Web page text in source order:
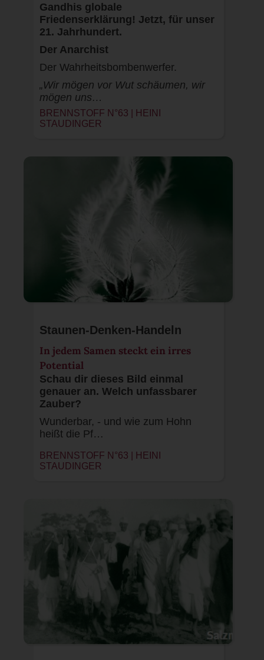
Gandhis globale
Friedenserklärung! Jetzt, für unser
21. Jahrhundert.
Der Anarchist
Der Wahrheitsbombenwerfer.
„Wir mögen vor Wut schäumen, wir
mögen uns…
BRENNSTOFF N°63 |
HEINI
STAUDINGER
Staunen-Denken-Handeln
In jedem Samen steckt ein irres
Potential
Schau dir dieses Bild einmal
genauer an. Welch unfassbarer
Zauber?
Wunderbar, - und wie zum Hohn
heißt die Pf…
BRENNSTOFF N°63 |
HEINI
STAUDINGER